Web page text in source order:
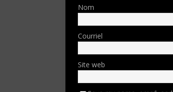
Nom
Courriel
Site web